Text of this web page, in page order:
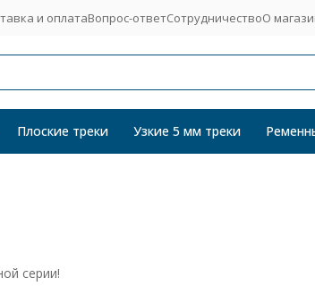
и оплатаВопрос-ответСотрудничествоО
Плоские треки Узкие 5 мм треки
серии!